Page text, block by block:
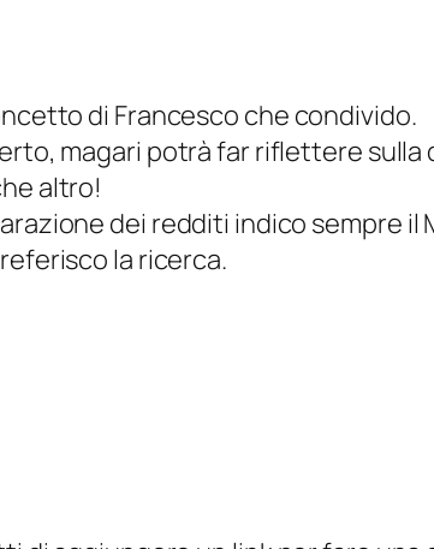
di Francesco che condivido.
magari potrà far riflettere sulla
altro!
dei redditi indico sempre
la ricerca.